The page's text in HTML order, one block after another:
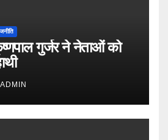
गुर्जर ने नेताओं को
ADMIN